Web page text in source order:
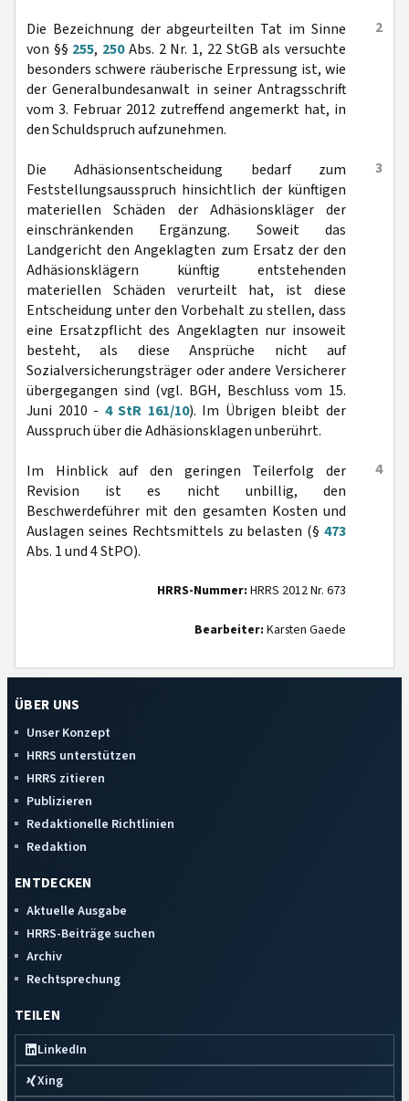
2
Die Bezeichnung der abgeurteilten Tat im Sinne
von §§ 255, 250Abs. 2 Nr. 1, 22 StGB als versuchte
besonders schwere räuberische Erpressung ist, wie
der Generalbundesanwalt in seiner Antragsschrift
vom 3. Februar 2012 zutreffend angemerkt hat, in
den Schuldspruch aufzunehmen.
3
Die Adhäsionsentscheidung bedarf zum
Feststellungsausspruch hinsichtlich der künftigen
materiellen Schäden der Adhäsionskläger der
einschränkenden Ergänzung. Soweit das
Landgericht den Angeklagten zum Ersatz der den
Adhäsionsklägern künftig entstehenden
materiellen Schäden verurteilt hat, ist diese
Entscheidung unter den Vorbehalt zu stellen, dass
eine Ersatzpflicht des Angeklagten nur insoweit
besteht, als diese Ansprüche nicht auf
Sozialversicherungsträger oder andere Versicherer
übergegangen sind (vgl. BGH, Beschluss vom 15.
Juni 2010 - 4 StR 161/10). Im Übrigen bleibt der
Ausspruch über die Adhäsionsklagen unberührt.
4
Im Hinblick auf den geringen Teilerfolg der
Revision ist es nicht unbillig, den
Beschwerdeführer mit den gesamten Kosten und
Auslagen seines Rechtsmittels zu belasten (§ 473
Abs. 1 und 4 StPO).
HRRS-Nummer: HRRS 2012 Nr. 673
Bearbeiter: Karsten Gaede
ÜBER UNS
Unser Konzept
HRRS unterstützen
HRRS zitieren
Publizieren
Redaktionelle Richtlinien
Redaktion
ENTDECKEN
Aktuelle Ausgabe
HRRS-Beiträge suchen
Archiv
Rechtsprechung
TEILEN
LinkedIn
Xing